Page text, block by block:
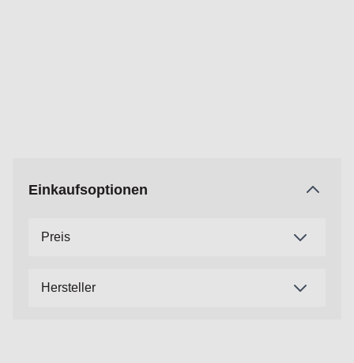
Einkaufsoptionen
Preis
Hersteller